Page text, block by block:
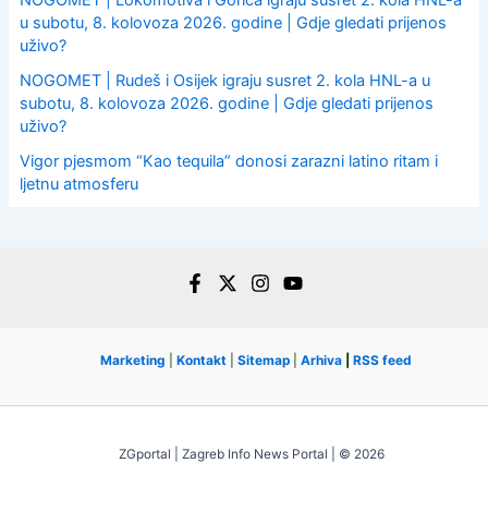
u subotu, 8. kolovoza 2026. godine | Gdje gledati prijenos
uživo?
NOGOMET | Rudeš i Osijek igraju susret 2. kola HNL-a u
subotu, 8. kolovoza 2026. godine | Gdje gledati prijenos
uživo?
Vigor pjesmom “Kao tequila” donosi zarazni latino ritam i
ljetnu atmosferu
Marketing Kontakt Sitemap Arhiva RSS feed
ZGportal | Zagreb Info News Portal | © 2026